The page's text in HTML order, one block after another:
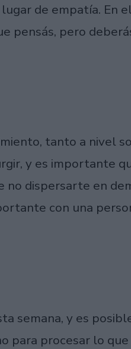
de empatía. En
pensás, pero
tanto a nivel
y es importante
dispersarte en
con una
semana, y es
para procesar lo